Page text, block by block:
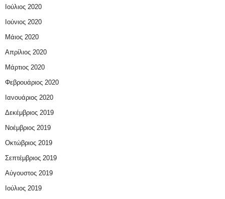
Ιούλιος 2020
Ιούνιος 2020
Μάιος 2020
Απρίλιος 2020
Μάρτιος 2020
Φεβρουάριος 2020
Ιανουάριος 2020
Δεκέμβριος 2019
Νοέμβριος 2019
Οκτώβριος 2019
Σεπτέμβριος 2019
Αύγουστος 2019
Ιούλιος 2019